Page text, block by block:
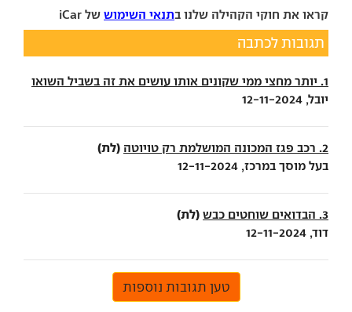
קראו את חוקי הקהילה שלנו בתנאי השימוש של iCar
תגובות לכתבה
1. יותר מחצי ממי שקונים אותו עושים את זה בשביל השואו
יובל, 12-11-2024
2. רכב פגז המכונה המושלמת רק טויוטה (לת)
בעל מוסך במרכז, 12-11-2024
3. הבדואים שוחטים כבש (לת)
דוד, 12-11-2024
טען תגובות נוספות